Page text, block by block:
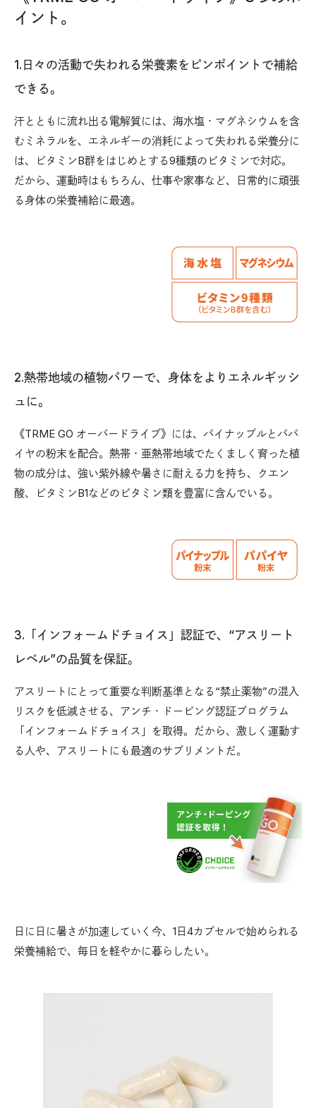
イント。
1.日々の活動で失われる栄養素をピンポイントで補給
できる。
汗とともに流れ出る電解質には、海水塩・マグネシウムを含
むミネラルを、エネルギーの消耗によって失われる栄養分に
は、ビタミンB群をはじめとする9種類のビタミンで対応。
だから、運動時はもちろん、仕事や家事など、日常的に頑張
る身体の栄養補給に最適。
2.熱帯地域の植物パワーで、身体をよりエネルギッシ
ュに。
《TRME GO オーバードライブ》には、パイナップルとパパ
イヤの粉末を配合。熱帯・亜熱帯地域でたくましく育った植
物の成分は、強い紫外線や暑さに耐える力を持ち、クエン
酸、ビタミンB1などのビタミン類を豊富に含んでいる。
3.「インフォームドチョイス」認証で、“アスリート
レベル”の品質を保証。
アスリートにとって重要な判断基準となる“禁止薬物”の混入
リスクを低減させる、アンチ・ドーピング認証プログラム
「インフォームドチョイス」を取得。だから、激しく運動す
る人や、アスリートにも最適のサプリメントだ。
日に日に暑さが加速していく今、1日4カプセルで始められる
栄養補給で、毎日を軽やかに暮らしたい。